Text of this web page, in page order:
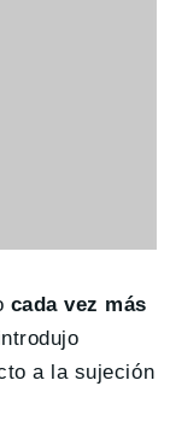
cada vez más
a la sujeción